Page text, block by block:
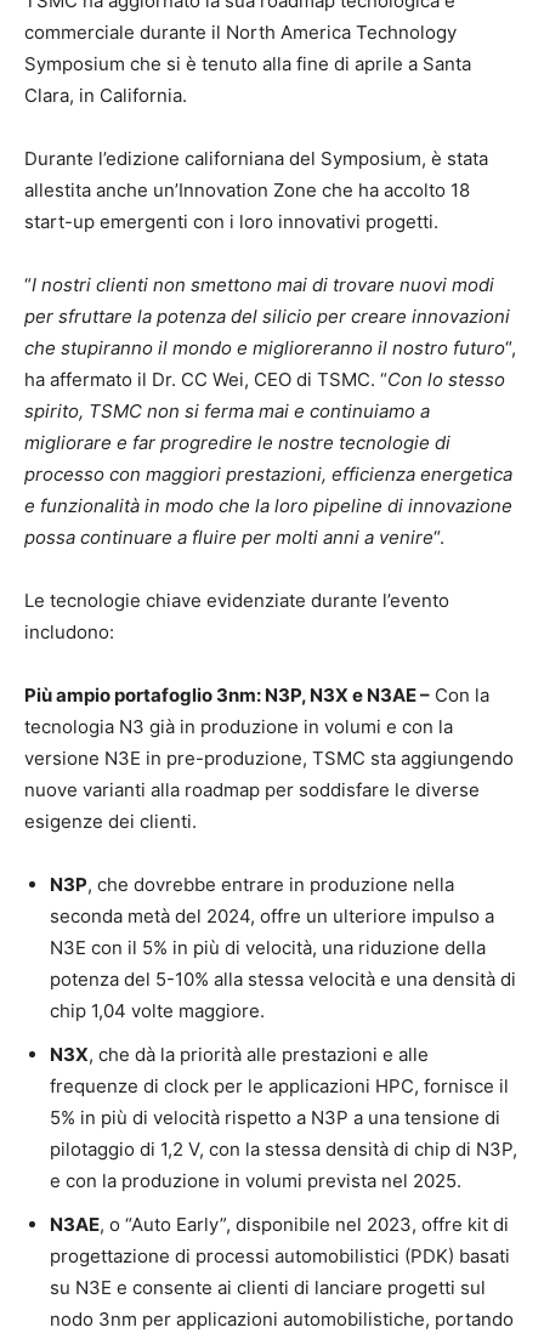
commerciale durante il North America Technology
Symposium che si è tenuto alla fine di aprile a Santa
Clara, in California.
Durante l’edizione californiana del Symposium, è stata
allestita anche un’Innovation Zone che ha accolto 18
start-up emergenti con i loro innovativi progetti.
“I nostri clienti non smettono mai di trovare nuovi modi
per sfruttare la potenza del silicio per creare innovazioni
che stupiranno il mondo e miglioreranno il nostro futuro“,
ha affermato il Dr. CC Wei, CEO di TSMC. “Con lo stesso
spirito, TSMC non si ferma mai e continuiamo a
migliorare e far progredire le nostre tecnologie di
processo con maggiori prestazioni, efficienza energetica
e funzionalità in modo che la loro pipeline di innovazione
possa continuare a fluire per molti anni a venire“.
Le tecnologie chiave evidenziate durante l’evento
includono:
Più ampio portafoglio 3nm: N3P, N3X e N3AE – Con la
tecnologia N3 già in produzione in volumi e con la
versione N3E in pre-produzione, TSMC sta aggiungendo
nuove varianti alla roadmap per soddisfare le diverse
esigenze dei clienti.
N3P, che dovrebbe entrare in produzione nella
seconda metà del 2024, offre un ulteriore impulso a
N3E con il 5% in più di velocità, una riduzione della
potenza del 5-10% alla stessa velocità e una densità di
chip 1,04 volte maggiore.
N3X, che dà la priorità alle prestazioni e alle
frequenze di clock per le applicazioni HPC, fornisce il
5% in più di velocità rispetto a N3P a una tensione di
pilotaggio di 1,2 V, con la stessa densità di chip di N3P,
e con la produzione in volumi prevista nel 2025.
N3AE, o “Auto Early”, disponibile nel 2023, offre kit di
progettazione di processi automobilistici (PDK) basati
su N3E e consente ai clienti di lanciare progetti sul
nodo 3nm per applicazioni automobilistiche, portando